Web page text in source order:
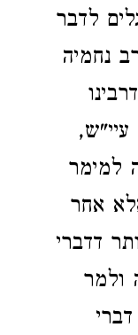
לדבר
נחמיה
למימר
אחר
דדברי
ולמר